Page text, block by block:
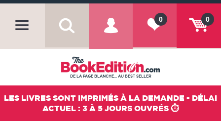
0
0
DE LA PAGE BLANCHE... AU BEST SELLER
LES LIVRES SONT IMPRIMÉS À LA DEMANDE - DÉLAI
ACTUEL : 3 À 5 JOURS OUVRÉS ⏱️